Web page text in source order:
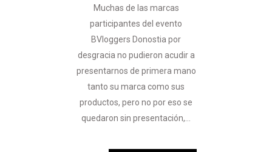
Muchas de las marcas
participantes del evento
BVloggers Donostia por
desgracia no pudieron acudir a
presentarnos de primera mano
tanto su marca como sus
productos, pero no por eso se
quedaron sin presentación,...